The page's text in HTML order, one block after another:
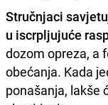
Stručnjaci
u iscrpljujuće
dozom opreza, a
obećanja. Kada
ponašanja, lakše